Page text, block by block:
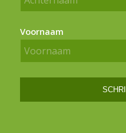
Voornaam